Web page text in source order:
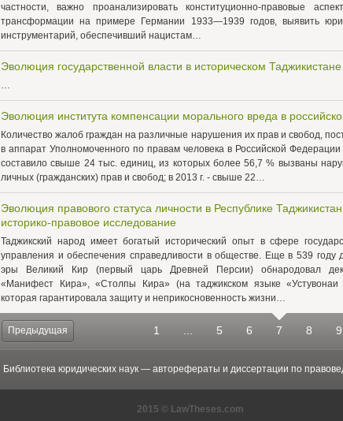
частности, важно проанализировать конституционно-правовые
трансформации на примере Германии 1933—1939 годов, выявить
инструментарий, обеспечивший нацистам…
Эволюция государственной власти в историческом Таджикистане
…
Эволюция института компенсации морального вреда в
Количество жалоб граждан на различные нарушения их прав и свобод,
в аппарат Уполномоченного по правам человека в Российской Федерации
составило свыше 24 тыс. единиц, из которых более 56,7 % вызваны
личных (гражданских) прав и свобод; в 2013 г. - свыше 22…
Эволюция правового статуса личности в Республике
историко-правовое исследование
Таджикский народ имеет богатый исторический опыт в сфере
управления и обеспечения справедливости в обществе. Еще в 539 году
эры Великий Кир (первый царь Древней Персии) обнародовал
«Манифест Кира», «Столпы Кира» (на таджикском языке «Устувонаи
которая гарантировала защиту и неприкосновенность жизни…
Предыдущая 1 5 6 7 8 9
Библиотека юридических наук — авторефераты и диссертации по
2015 © LawTheses.com